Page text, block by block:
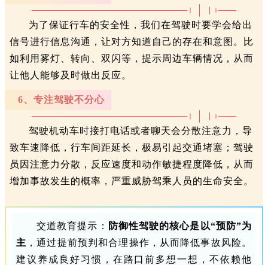
为了保证行车的安全性，我们在驾驶时要学会给出
信号进行信息沟通，让对方知道自己的存在和意图。比
如利用雾灯、转向、双闪等，提示周边车辆情况，从而
让他人能够及时做出反应。
6、专注驾驶不分心
驾驶机动车时接打电话或者聊天会分散注意力，导
致车速降低，行车间距延长，极易引起交通堵塞；驾驶
员因注意力分散，反应速度和动作敏捷程度降低，从而
增加事故发生的概率，严重威胁驾乘人员的生命安全。
交道教育提示：
防御性驾驶的核心是以“预防”为
主 ，通过提前预判和合理操作，从而降低事故风险。
建议养成良好习惯，在路口前多想一想，不依赖他